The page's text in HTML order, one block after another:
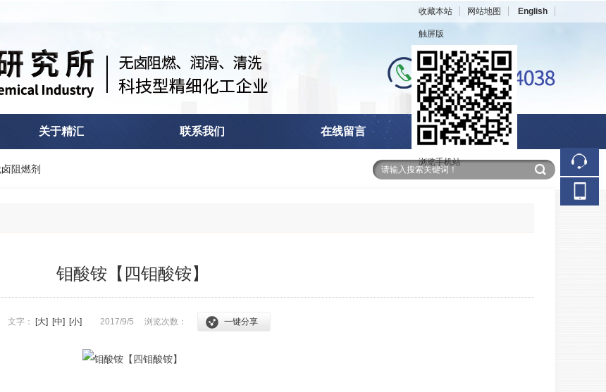
收藏本站 网站地图 English
触屏版
浏览手机站
关于精汇 联系我们 在线留言 在线招聘
阻燃剂
钼酸铵【四钼酸铵】
文字： [大] [中] [小] 2017/9/5 浏览次数： 一键分享